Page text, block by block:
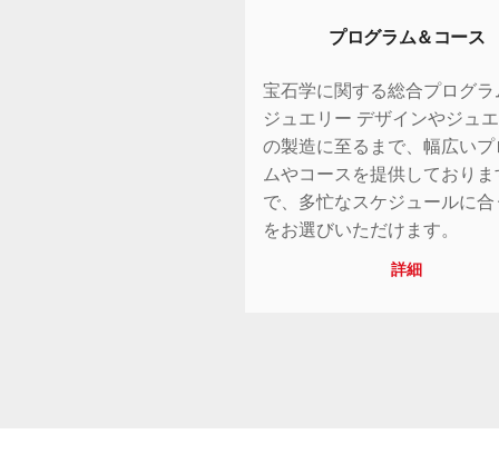
プログラム＆コース
宝石学に関する総合プログラ
ジュエリー デザインやジュ
の製造に至るまで、幅広いプ
ムやコースを提供しておりま
で、多忙なスケジュールに合
をお選びいただけます。
詳細